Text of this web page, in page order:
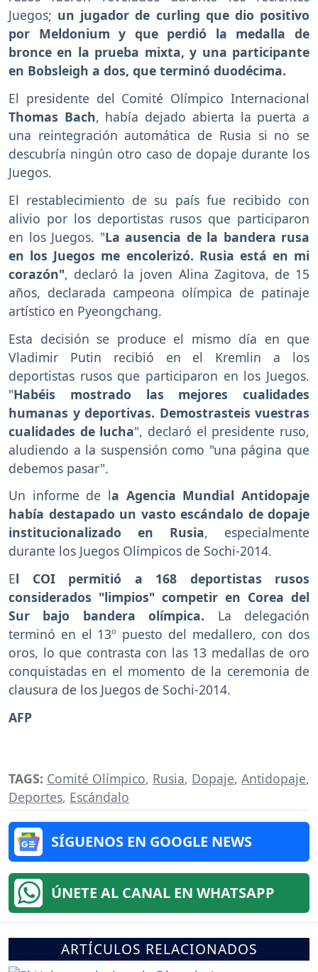
Juegos; un jugador de curling que dio positivo
por Meldonium y que perdió la medalla de
bronce en la prueba mixta, y una participante
en Bobsleigh a dos, que terminó duodécima.
El presidente del Comité Olímpico Internacional
Thomas Bach, había dejado abierta la puerta a
una reintegración automática de Rusia si no se
descubría ningún otro caso de dopaje durante los
Juegos.
El restablecimiento de su país fue recibido con
alivio por los deportistas rusos que participaron
en los Juegos. "La ausencia de la bandera rusa
en los Juegos me encolerizó. Rusia está en mi
corazón", declaró la joven Alina Zagitova, de 15
años, declarada campeona olímpica de patinaje
artístico en Pyeongchang.
Esta decisión se produce el mismo día en que
Vladimir Putin recibió en el Kremlin a los
deportistas rusos que participaron en los Juegos.
"Habéis mostrado las mejores cualidades
humanas y deportivas. Demostrasteis vuestras
cualidades de lucha", declaró el presidente ruso,
aludiendo a la suspensión como "una página que
debemos pasar".
Un informe de la Agencia Mundial Antidopaje
había destapado un vasto escándalo de dopaje
institucionalizado en Rusia, especialmente
durante los Juegos Olímpicos de Sochi-2014.
El COI permitió a 168 deportistas rusos
considerados "limpios" competir en Corea del
Sur bajo bandera olímpica. La delegación
terminó en el 13º puesto del medallero, con dos
oros, lo que contrasta con las 13 medallas de oro
conquistadas en el momento de la ceremonia de
clausura de los Juegos de Sochi-2014.
AFP
TAGS: Comité Olímpico, Rusia, Dopaje, Antidopaje,
Deportes, Escándalo
SÍGUENOS EN GOOGLE NEWS
ÚNETE AL CANAL EN WHATSAPP
ARTÍCULOS RELACIONADOS